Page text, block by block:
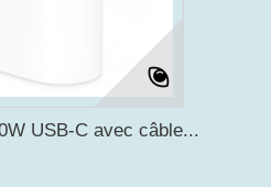
USB-C avec câble...